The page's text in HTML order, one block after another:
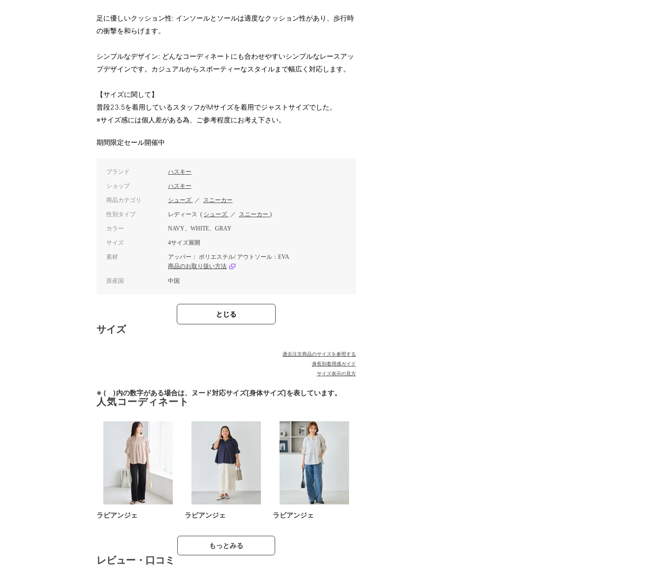
足に優しいクッション性: インソールとソールは適度なクッション性があり、歩行時
の衝撃を和らげます。
シンプルなデザイン: どんなコーディネートにも合わせやすいシンプルなレースアッ
プデザインです。カジュアルからスポーティーなスタイルまで幅広く対応します。
【サイズに関して】
普段23.5を着用しているスタッフがMサイズを着用でジャストサイズでした。
※サイズ感には個人差がある為、ご参考程度にお考え下さい。
期間限定セール開催中
ブランド ハスキー
ショップ ハスキー
商品カテゴリ シューズ ／ スニーカー
性別タイプ レディース ( シューズ ／ スニーカー )
カラー NAVY、WHITE、GRAY
サイズ 4サイズ展開
素材
アッパー： ポリエステル/ アウトソール：EVA
商品のお取り扱い方法
原産国 中国
とじる
サイズ
過去注文商品のサイズを参照する
身長別着用感ガイド
サイズ表示の見方
※ ( )内の数字がある場合は、ヌード対応サイズ[身体サイズ]を表しています。
人気コーディネート
ラビアンジェ ラビアンジェ ラビアンジェ
もっとみる
レビュー・口コミ